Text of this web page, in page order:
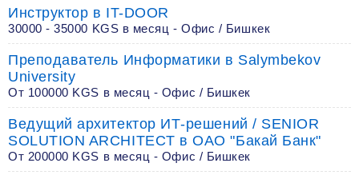
Инструктор в IT-DOOR
30000 - 35000 KGS в месяц - Офис / Бишкек
Преподаватель Информатики в Salymbekov
University
От 100000 KGS в месяц - Офис / Бишкек
Ведущий архитектор ИТ-решений / SENIOR
SOLUTION ARCHITECT в ОАО "Бакай Банк"
От 200000 KGS в месяц - Офис / Бишкек